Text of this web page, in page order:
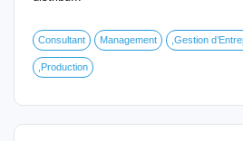
Consultant Management ,Gestion
,Production